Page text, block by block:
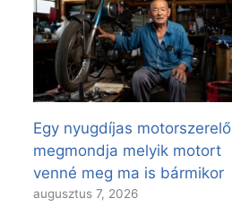
Egy nyugdíjas motorszerelő
megmondja melyik motort
venné meg ma is bármikor
augusztus 7, 2026